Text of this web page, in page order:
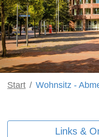
Start Wohnsitz -
Links &